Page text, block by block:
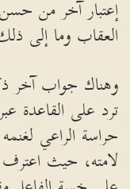
إعتبار آخر من
العقاب وما إلى
وهناك جواب آخر
ترد على القاعدة
حراسة الراعي
لامته، حيث اعترف